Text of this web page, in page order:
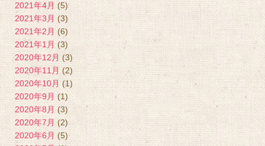
2021年4月 (5)
2021年3月 (3)
2021年2月 (6)
2021年1月 (3)
2020年12月 (3)
2020年11月 (2)
2020年10月 (1)
2020年9月 (1)
2020年8月 (3)
2020年7月 (2)
2020年6月 (5)